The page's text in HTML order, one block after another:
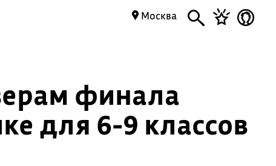
Москва
финала
для 6-9 классов